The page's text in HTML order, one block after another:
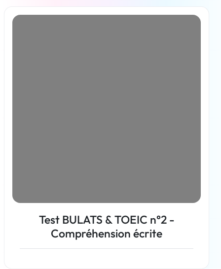
En savoir plus
Test BULATS & TOEIC n°2 -
Compréhension écrite